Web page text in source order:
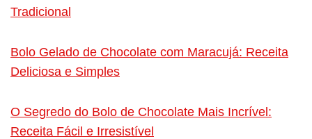
Tradicional
Bolo Gelado de Chocolate com Maracujá: Receita
Deliciosa e Simples
O Segredo do Bolo de Chocolate Mais Incrível:
Receita Fácil e Irresistível